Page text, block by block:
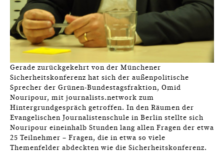
Gerade zurückgekehrt von der Münchener
Sicherheitskonferenz hat sich der außenpolitische
Sprecher der Grünen-Bundestagsfraktion, Omid
Nouripour, mit journalists.network zum
Hintergrundgespräch getroffen. In den Räumen der
Evangelischen Journalistenschule in Berlin stellte sich
Nouripour eineinhalb Stunden lang allen Fragen der etwa
25 Teilnehmer – Fragen, die in etwa so viele
Themenfelder abdeckten wie die Sicherheitskonferenz.